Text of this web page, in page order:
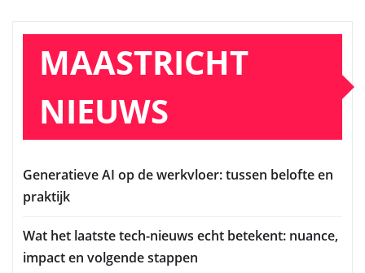
MAASTRICHT
NIEUWS
Generatieve AI op de werkvloer: tussen belofte en
praktijk
Wat het laatste tech-nieuws echt betekent: nuance,
impact en volgende stappen